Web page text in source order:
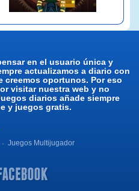
en el usuario única y
actualizamos a diario con
creemos oportunos. Por eso
visitar nuestra web y no
diarios añade siempre
y juegos gratis.
Juegos Multijugador